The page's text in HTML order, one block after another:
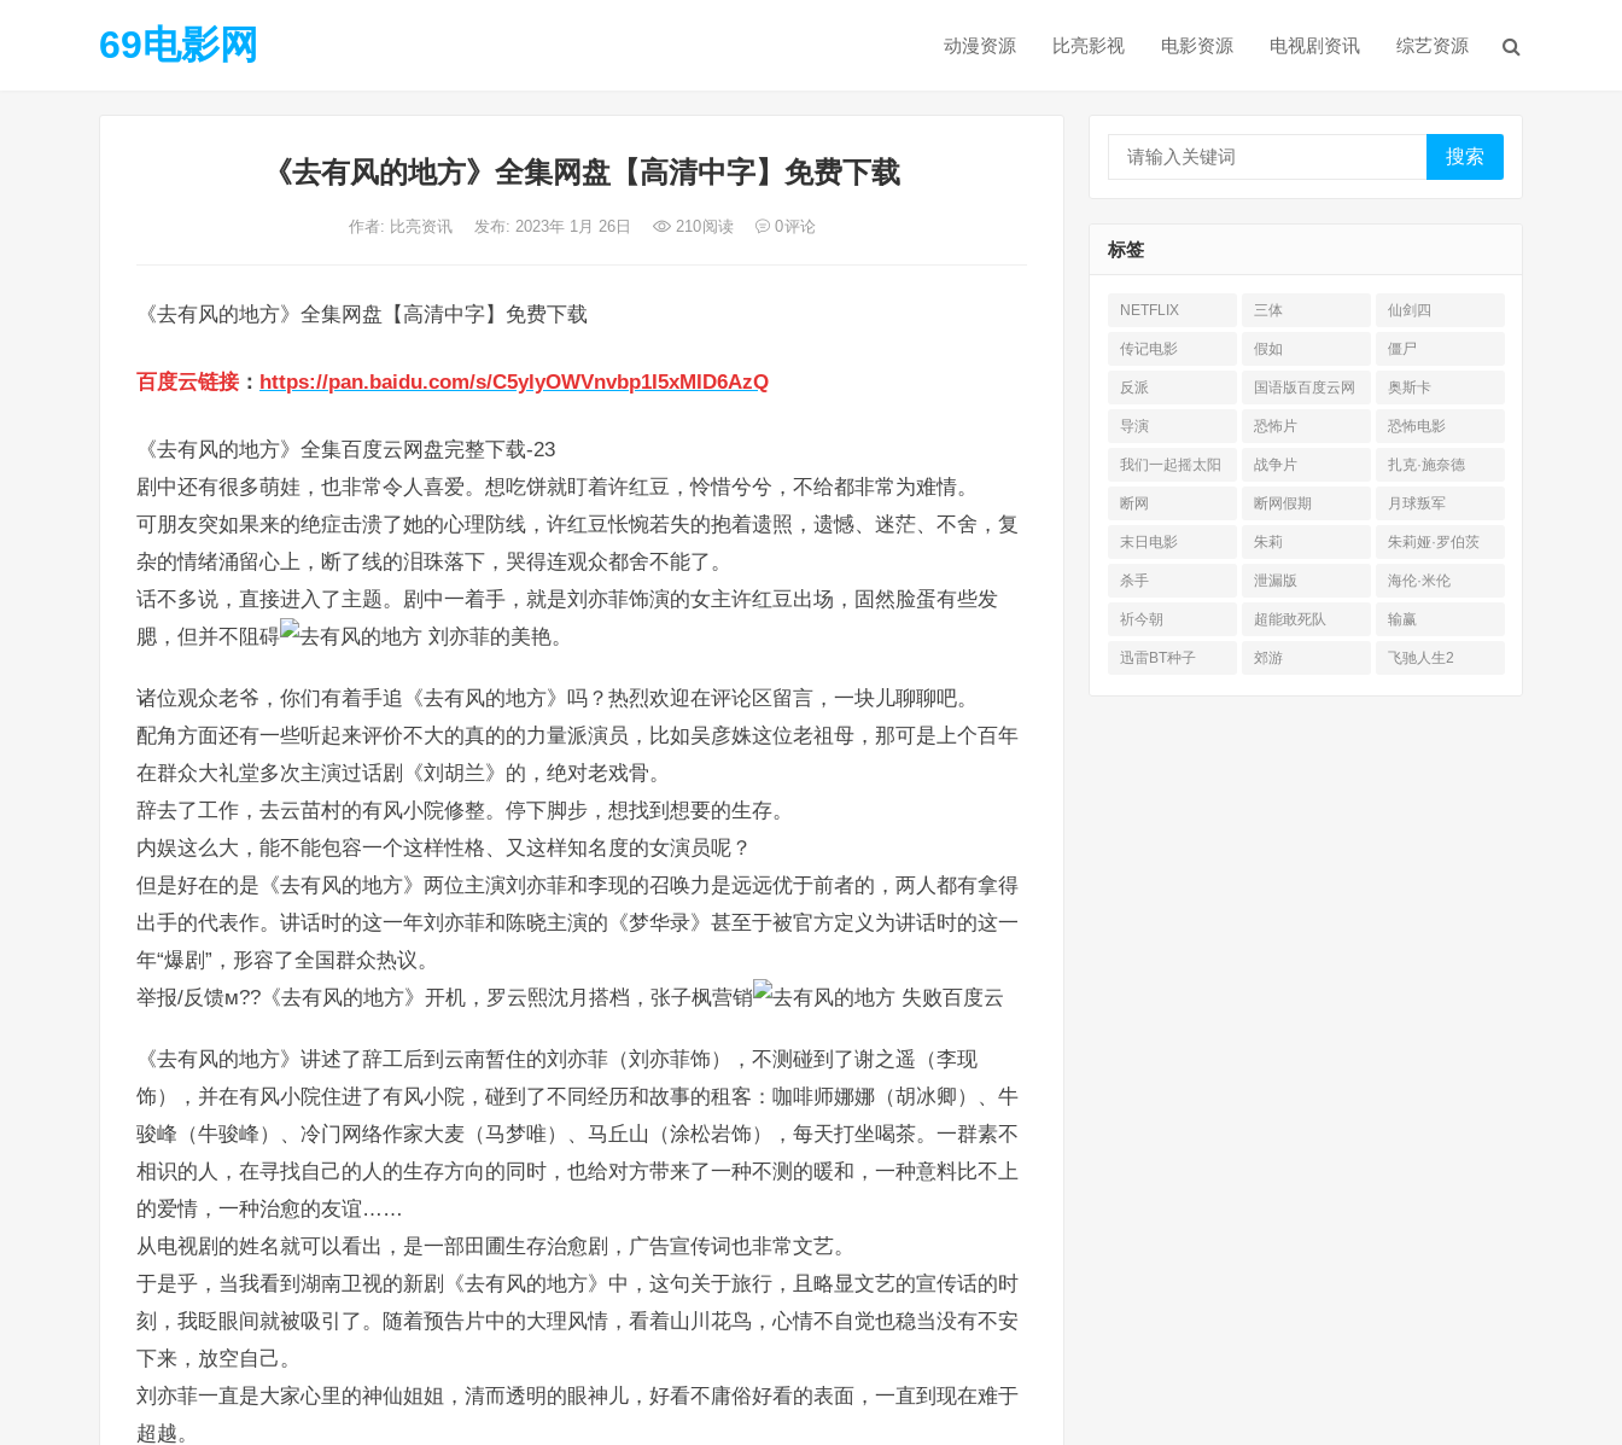
69电影网 动漫资源 比亮影视 电影资源 电视剧资讯 综艺资源
《去有风的地方》全集网盘【高清中字】免费下载
作者: 比亮资讯 发布: 2023年 1月 26日 210阅读 0评论
《去有风的地方》全集网盘【高清中字】免费下载
百度云链接 ： https://pan.baidu.com/s/C5ylyOWVnvbp1I5xMID6AzQ
《去有风的地方》全集百度云网盘完整下载-23
剧中还有很多萌娃，也非常令人喜爱。想吃饼就盯着许红豆，怜惜兮兮，不给都非常为难情。
可朋友突如果来的绝症击溃了她的心理防线，许红豆怅惋若失的抱着遗照，遗憾、迷茫、不舍，复
杂的情绪涌留心上，断了线的泪珠落下，哭得连观众都舍不能了。
话不多说，直接进入了主题。剧中一着手，就是刘亦菲饰演的女主许红豆出场，固然脸蛋有些发
腮，但并不阻碍
刘亦菲的美艳。
诸位观众老爷，你们有着手追《去有风的地方》吗？热烈欢迎在评论区留言，一块儿聊聊吧。
配角方面还有一些听起来评价不大的真的的力量派演员，比如吴彦姝这位老祖母，那可是上个百年
在群众大礼堂多次主演过话剧《刘胡兰》的，绝对老戏骨。
辞去了工作，去云苗村的有风小院修整。停下脚步，想找到想要的生存。
内娱这么大，能不能包容一个这样性格、又这样知名度的女演员呢？
但是好在的是《去有风的地方》两位主演刘亦菲和李现的召唤力是远远优于前者的，两人都有拿得
出手的代表作。讲话时的这一年刘亦菲和陈晓主演的《梦华录》甚至于被官方定义为讲话时的这一
年“爆剧”，形容了全国群众热议。
举报/反馈м??《去有风的地方》开机，罗云熙沈月搭档，张子枫营销
失败百度云
《去有风的地方》讲述了辞工后到云南暂住的刘亦菲（刘亦菲饰），不测碰到了谢之遥（李现
饰），并在有风小院住进了有风小院，碰到了不同经历和故事的租客：咖啡师娜娜（胡冰卿）、牛
骏峰（牛骏峰）、冷门网络作家大麦（马梦唯）、马丘山（涂松岩饰），每天打坐喝茶。一群素不
相识的人，在寻找自己的人的生存方向的同时，也给对方带来了一种不测的暖和，一种意料比不上
的爱情，一种治愈的友谊……
从电视剧的姓名就可以看出，是一部田圃生存治愈剧，广告宣传词也非常文艺。
于是乎，当我看到湖南卫视的新剧《去有风的地方》中，这句关于旅行，且略显文艺的宣传话的时
刻，我眨眼间就被吸引了。随着预告片中的大理风情，看着山川花鸟，心情不自觉也稳当没有不安
下来，放空自己。
刘亦菲一直是大家心里的神仙姐姐，清而透明的眼神儿，好看不庸俗好看的表面，一直到现在难于
超越。
搜索
标签
NETFLIX 三体 仙剑四
传记电影 假如 僵尸
反派
国语版百度云网
盘
奥斯卡
导演 恐怖片 恐怖电影
我们一起摇太阳 战争片 扎克·施奈德
断网 断网假期 月球叛军
末日电影 朱莉 朱莉娅·罗伯茨
杀手 泄漏版 海伦·米伦
祈今朝 超能敢死队 输赢
迅雷BT种子 郊游 飞驰人生2